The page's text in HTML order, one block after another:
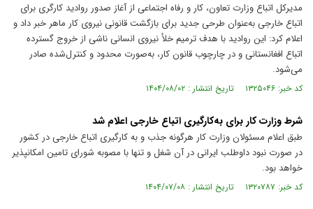
مدیرکل اتباع وزارت تعاون، کار و رفاه اجتماعی از آغاز صدور روادید کارگری برای
اتباع خارجی به‌عنوان طرحی جدید برای بازگشت قانونی نیروی کار ماهر خبر داد و
اعلام کرد: این روادید با هدف ترمیم خلأ نیروی انسانی ناشی از خروج گسترده
اتباع افغانستانی و در چارچوب قانون کار، به‌صورت محدود و کنترل‌شده صادر
می‌شود.
کد خبر: ۱۳۲۵۰۴۶ تاریخ انتشار : ۱۴۰۴/۰۸/۰۲
شرط وزارت کار برای به‌کارگیری اتباع خارجی اعلام شد
طبق اعلام مسئولان وزارت کار هرگونه جذب و به کارگیری اتباع خارجی در کشور
در صورت نبود داوطلب ایرانی در آن شغل و تنها با مصوبه شورای تامین امکانپذیر
خواهد بود.
کد خبر: ۱۳۲۰۷۸۷ تاریخ انتشار : ۱۴۰۴/۰۷/۰۸